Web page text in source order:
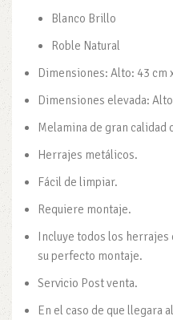
Blanco Brillo
Roble Natural
Dimensiones: Alto: 43 cm
Dimensiones elevada:
Melamina de gran
Herrajes metálicos.
Fácil de limpiar.
Requiere montaje.
Incluye todos los
su perfecto montaje.
Servicio Post venta.
En el caso de que llegara